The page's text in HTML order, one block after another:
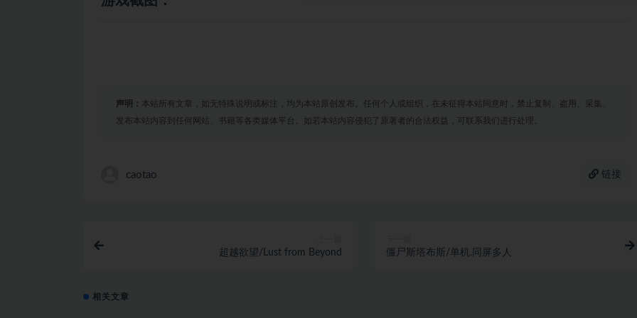
声明： 本站所有文章，如无特殊说明或标注，均为本站原创发布。任何个人或组织，在未征得本站同意时，禁止复制、盗用、采集、
发布本站内容到任何网站、书籍等各类媒体平台。如若本站内容侵犯了原著者的合法权益，可联系我们进行处理。
caotao 链接
超越欲望/Lust from Beyond 僵尸斯塔布斯/单机.同屏多人
相关文章